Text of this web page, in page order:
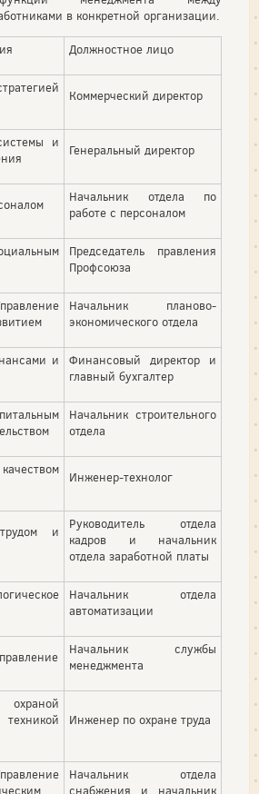
в конкретной организации.
Должностное лицо
Коммерческий директор
и
Генеральный директор
Начальник отдела по
работе с персоналом
Председатель правления
Профсоюза
Начальник планово-
экономического отдела
и
Финансовый директор и
главный бухгалтер
Начальник строительного
отдела
Инженер-технолог
и
Руководитель отдела
кадров и начальник
отдела заработной платы
Начальник отдела
автоматизации
Начальник службы
менеджмента
Инженер по охране труда
Начальник отдела
снабжения и начальник